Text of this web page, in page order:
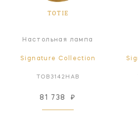
TOTIE
Настольная лампа
Signature Collection
TOB3142HAB
81 738 ₽